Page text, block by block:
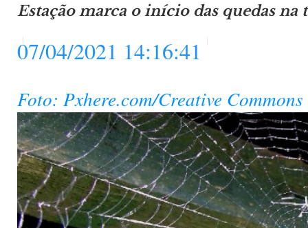
Estação marca o início das quedas na
07/04/2021 14:16:41
Foto: Pxhere.com/Creative Commons